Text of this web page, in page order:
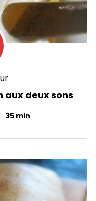
aux deux sons
35 min